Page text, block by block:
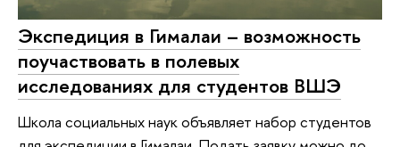
Экспедиция в Гималаи – возможность
поучаствовать в полевых
исследованиях для студентов ВШЭ
Школа социальных наук объявляет набор студентов